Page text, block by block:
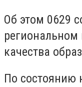
Об этом 0629
региональном
качества
По состоянию